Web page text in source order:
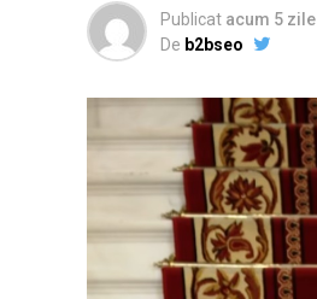
Publicat acum 5 zile
De b2bseo